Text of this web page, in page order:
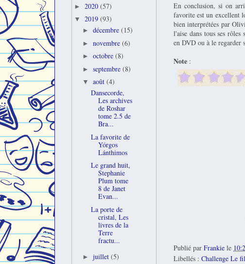
En conclusion, si on
favorite est un excellent
bien interprétées par
l'aise dans tous ses
en DVD ou à le regarder
Note :
Publié par Frankie le
Libellés : Challenge Le
► 2020 (57)
▼ 2019 (93)
► décembre (15)
► novembre (6)
► octobre (8)
► septembre (8)
▼ août (4)
Dansecorde,
Les archives
de Roshar
tome 2.5 de
Bra...
La favorite de
Yórgos
Lánthimos
Le grand huit,
Stephanie
Plum tome
8 de Janet
Evan...
La porte de
cristal, Les
livres de la
Terre
fractu...
► juillet (5)